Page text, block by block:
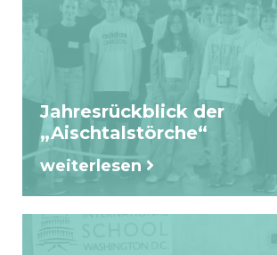
Jahresrückblick der
„Aischtalstörche“
weiterlesen